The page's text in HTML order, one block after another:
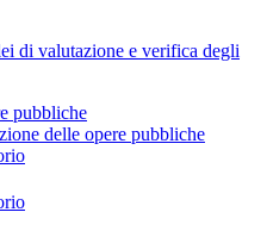
di valutazione e verifica degli
pubbliche
delle opere pubbliche